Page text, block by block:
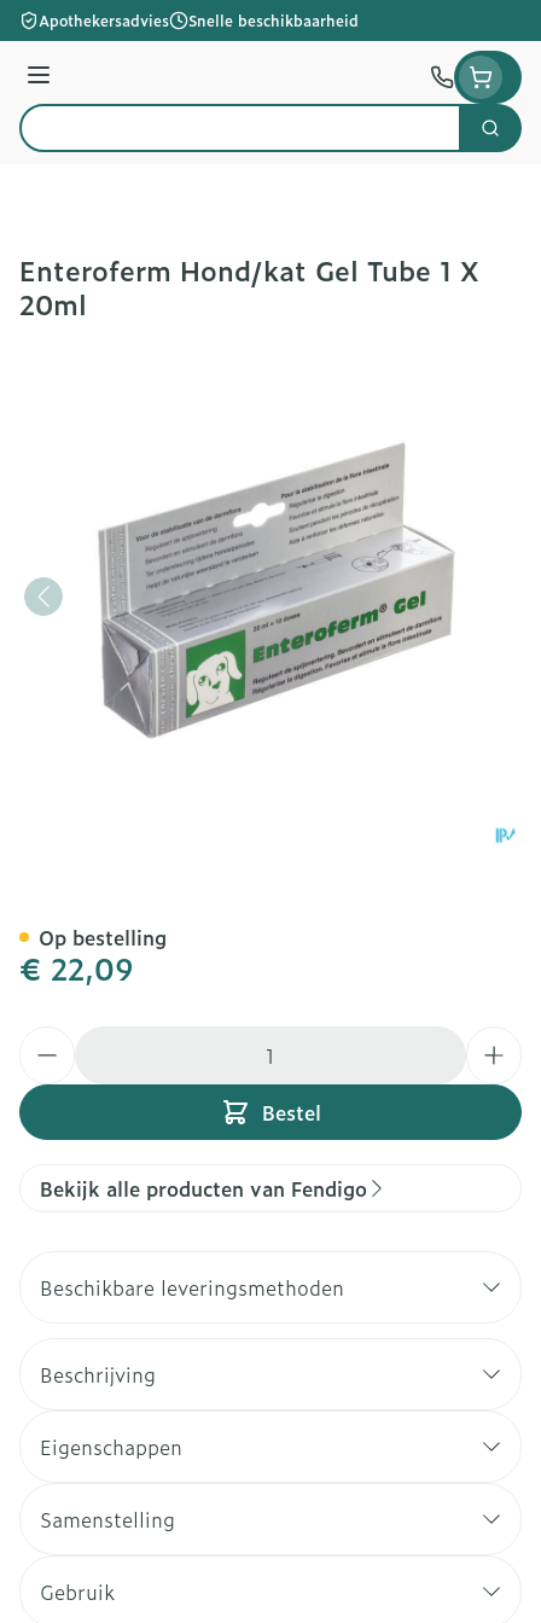
Ga naar de inhoud
Apothekersadvies Snelle beschikbaarheid
Menu
Product, merk, categorie...
Zoek
Enteroferm Hond/kat Gel Tube 1 X
20ml
€ 22,09
Bestel
Op bestelling
Bekijk alle producten van Fendigo
Beschikbare leveringsmethoden
Beschrijving
Eigenschappen
Samenstelling
Gebruik